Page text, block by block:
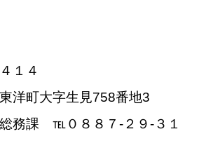
１４
町大字生見758番地3
課 ℡０８８７-２９-３１